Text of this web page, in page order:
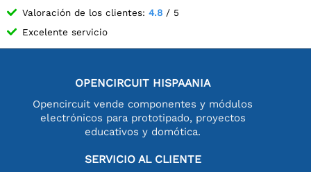
Valoración de los clientes: 4.8 / 5
Excelente servicio
OPENCIRCUIT HISPAANIA
Opencircuit vende componentes y módulos
electrónicos para prototipado, proyectos
educativos y domótica.
SERVICIO AL CLIENTE